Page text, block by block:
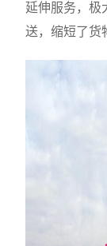
延伸服务，极
送，缩短了货